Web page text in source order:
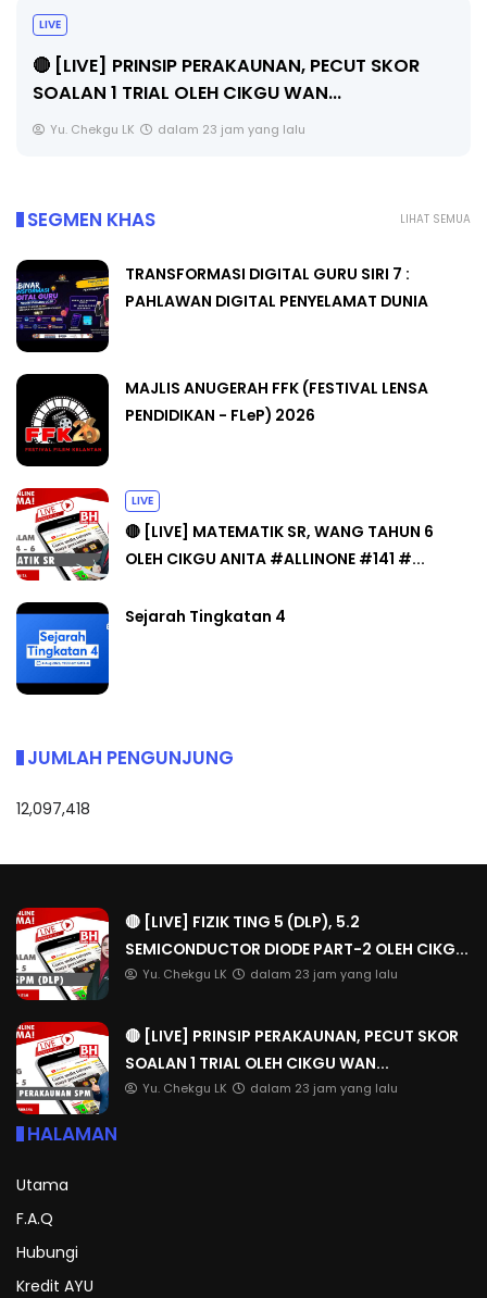
LIVE
🔴 [LIVE] PRINSIP PERAKAUNAN, PECUT SKOR
SOALAN 1 TRIAL OLEH CIKGU WAN...
Yu. Chekgu LK dalam 23 jam yang lalu
LIHAT SEMUA
SEGMEN KHAS
TRANSFORMASI DIGITAL GURU SIRI 7 :
PAHLAWAN DIGITAL PENYELAMAT DUNIA
MAJLIS ANUGERAH FFK (FESTIVAL LENSA
PENDIDIKAN - FLeP) 2026
LIVE
🔴 [LIVE] MATEMATIK SR, WANG TAHUN 6
OLEH CIKGU ANITA #ALLINONE #141 #...
Sejarah Tingkatan 4
JUMLAH PENGUNJUNG
12,097,418
🔴 [LIVE] FIZIK TING 5 (DLP), 5.2
SEMICONDUCTOR DIODE PART-2 OLEH CIKG...
Yu. Chekgu LK dalam 23 jam yang lalu
🔴 [LIVE] PRINSIP PERAKAUNAN, PECUT SKOR
SOALAN 1 TRIAL OLEH CIKGU WAN...
Yu. Chekgu LK dalam 23 jam yang lalu
HALAMAN
Utama
F.A.Q
Hubungi
Kredit AYU